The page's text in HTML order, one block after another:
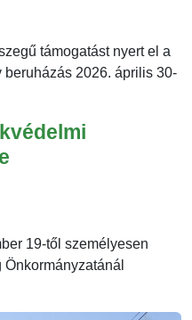
támogatást nyert el a
2026. április 30-
19-től személyesen